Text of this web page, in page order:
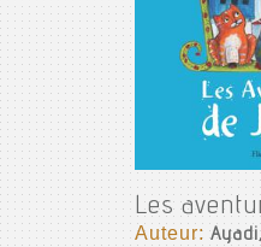
Les
Auteur: